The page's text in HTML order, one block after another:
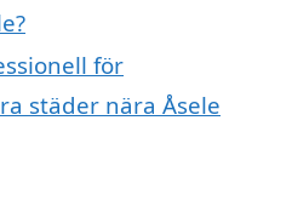
för
städer nära Åsele